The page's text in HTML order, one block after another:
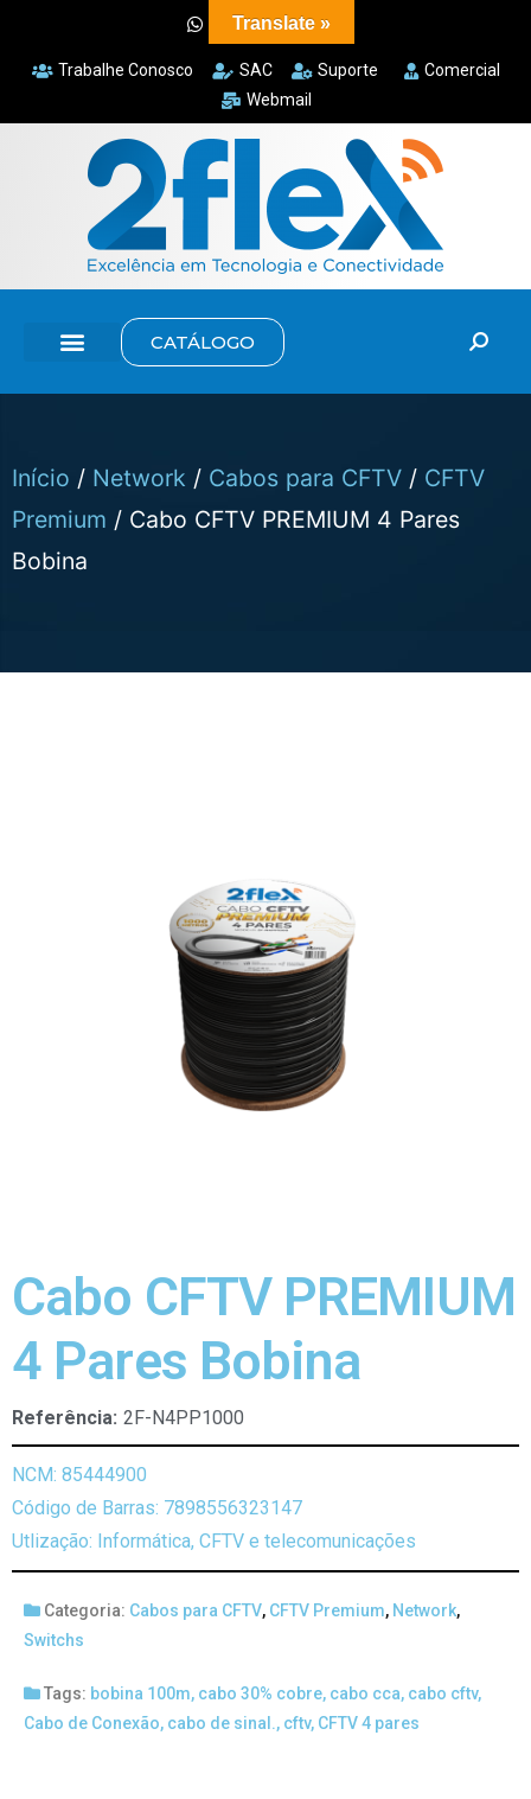
Trabalhe Conosco SAC Suporte
Comercial
Webmail
CATÁLOGO
Início / Network / Cabos para CFTV / CFTV
Premium / Cabo CFTV PREMIUM 4 Pares
Bobina
Cabo CFTV PREMIUM
4 Pares Bobina
Referência: 2F-N4PP1000
NCM: 85444900
Código de Barras: 7898556323147
Utlização: Informática, CFTV e telecomunicações
Categoria: Cabos para CFTV, CFTV Premium, Network,
Switchs
Tags: bobina 100m, cabo 30% cobre, cabo cca, cabo cftv,
Cabo de Conexão, cabo de sinal., cftv, CFTV 4 pares
Translate »